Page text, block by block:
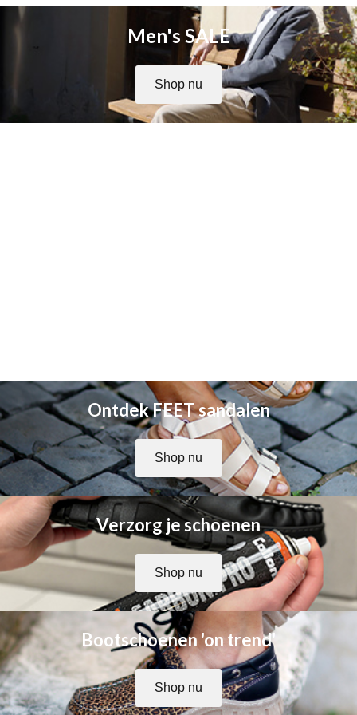
Men's SALE
Shop nu
Ontdek FEET sandalen
Shop nu
Verzorg je schoenen
Shop nu
Bootschoenen 'on trend'
Shop nu